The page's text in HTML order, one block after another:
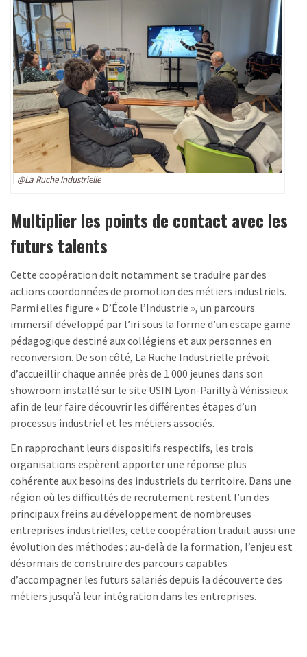
@La Ruche Industrielle
Multiplier les points de contact avec les
futurs talents
Cette coopération doit notamment se traduire par des
actions coordonnées de promotion des métiers industriels.
Parmi elles figure « D’École l’Industrie », un parcours
immersif développé par l’iri sous la forme d’un escape game
pédagogique destiné aux collégiens et aux personnes en
reconversion. De son côté, La Ruche Industrielle prévoit
d’accueillir chaque année près de 1 000 jeunes dans son
showroom installé sur le site USIN Lyon-Parilly à Vénissieux
afin de leur faire découvrir les différentes étapes d’un
processus industriel et les métiers associés.
En rapprochant leurs dispositifs respectifs, les trois
organisations espèrent apporter une réponse plus
cohérente aux besoins des industriels du territoire. Dans une
région où les difficultés de recrutement restent l’un des
principaux freins au développement de nombreuses
entreprises industrielles, cette coopération traduit aussi une
évolution des méthodes : au-delà de la formation, l’enjeu est
désormais de construire des parcours capables
d’accompagner les futurs salariés depuis la découverte des
métiers jusqu’à leur intégration dans les entreprises.